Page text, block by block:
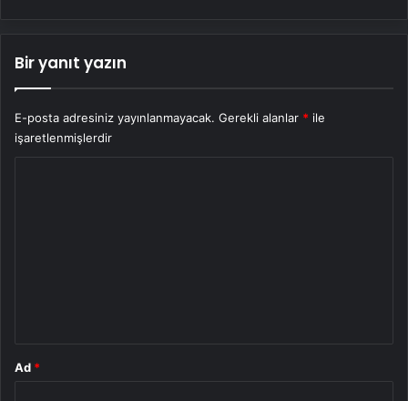
Bir yanıt yazın
E-posta adresiniz yayınlanmayacak. Gerekli alanlar * ile
işaretlenmişlerdir
Ad *